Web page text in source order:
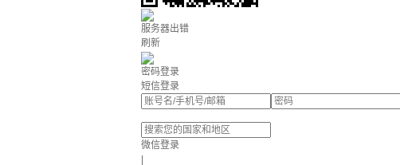
服务器出错
刷新
密码登录
短信登录
微信登录